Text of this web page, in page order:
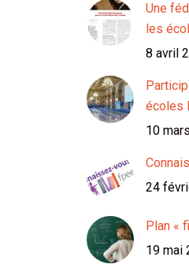
Une
les
8 avril
écoles
10
24
Plan «
19 mai